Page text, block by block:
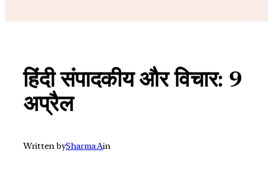
हिंदी संपादकीय और विचार: 9
अप्रैल
Written bySharma Ain